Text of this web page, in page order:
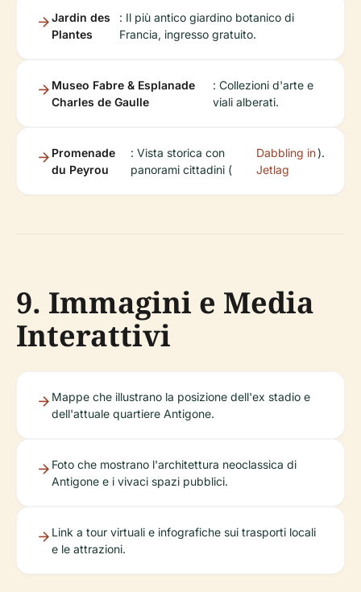
Jardin des
Plantes
: Il più antico giardino botanico di
Francia, ingresso gratuito.
Museo Fabre & Esplanade
Charles de Gaulle
: Collezioni d'arte e
viali alberati.
Promenade
du Peyrou
: Vista storica con
panorami cittadini (
Dabbling in
Jetlag
).
9. Immagini e Media
Interattivi
Mappe che illustrano la posizione dell'ex stadio e
dell'attuale quartiere Antigone.
Foto che mostrano l'architettura neoclassica di
Antigone e i vivaci spazi pubblici.
Link a tour virtuali e infografiche sui trasporti locali
e le attrazioni.